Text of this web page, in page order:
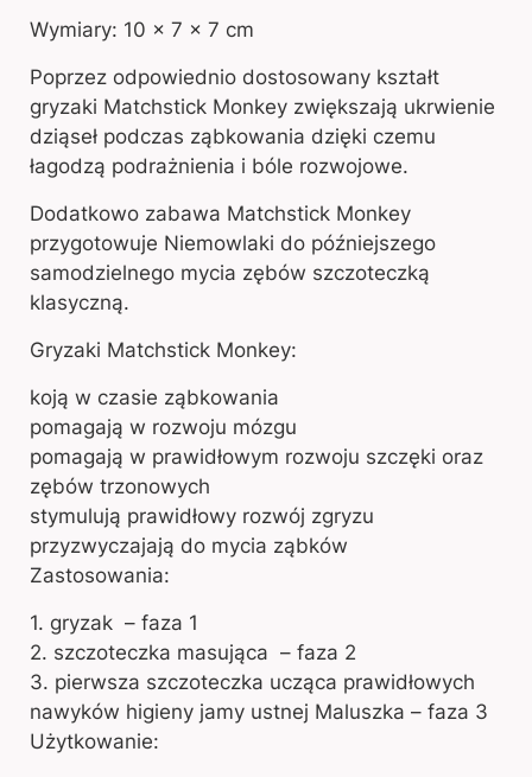
Wymiary: 10 x 7 x 7 cm
Poprzez odpowiednio dostosowany kształt
gryzaki Matchstick Monkey zwiększają ukrwienie
dziąseł podczas ząbkowania dzięki czemu
łagodzą podrażnienia i bóle rozwojowe.
Dodatkowo zabawa Matchstick Monkey
przygotowuje Niemowlaki do późniejszego
samodzielnego mycia zębów szczoteczką
klasyczną.
Gryzaki Matchstick Monkey:
koją w czasie ząbkowania
pomagają w rozwoju mózgu
pomagają w prawidłowym rozwoju szczęki oraz
zębów trzonowych
stymulują prawidłowy rozwój zgryzu
przyzwyczajają do mycia ząbków
Zastosowania:
1. gryzak – faza 1
2. szczoteczka masująca – faza 2
3. pierwsza szczoteczka ucząca prawidłowych
nawyków higieny jamy ustnej Maluszka – faza 3
Użytkowanie: